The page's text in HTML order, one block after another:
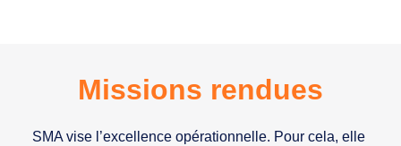
Missions rendues
SMA vise l’excellence opérationnelle. Pour cela, elle